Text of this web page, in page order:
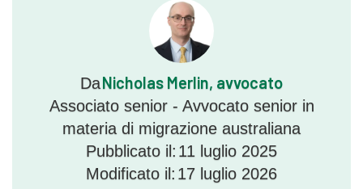
DaNicholas Merlin, avvocato
Associato senior - Avvocato senior in
materia di migrazione australiana
Pubblicato il: 11 luglio 2025
Modificato il: 17 luglio 2026